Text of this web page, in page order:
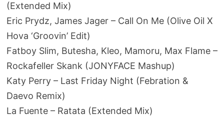
(Extended Mix)
Eric Prydz, James Jager – Call On Me (Olive Oil X
Hova ‘Groovin’ Edit)
Fatboy Slim, Butesha, Kleo, Mamoru, Max Flame –
Rockafeller Skank (JONYFACE Mashup)
Katy Perry – Last Friday Night (Febration &
Daevo Remix)
La Fuente – Ratata (Extended Mix)